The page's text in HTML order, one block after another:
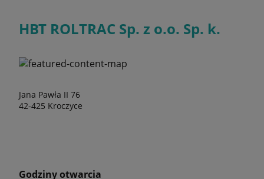
HBT ROLTRAC Sp. z o.o. Sp. k.
Jana Pawła II 76
42-425 Kroczyce
Godziny otwarcia